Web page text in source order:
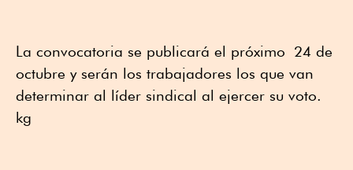
La convocatoria se publicará el próximo 24 de
octubre y serán los trabajadores los que van
determinar al líder sindical al ejercer su voto.
kg